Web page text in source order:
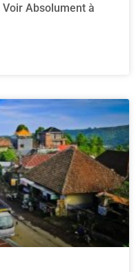
Absolument à